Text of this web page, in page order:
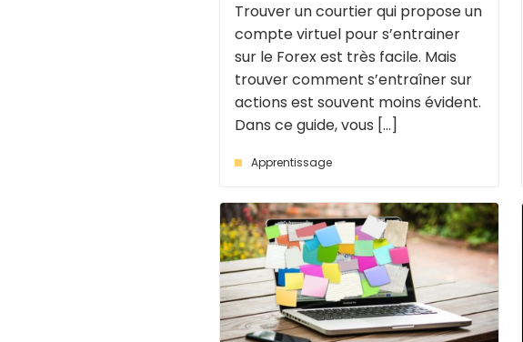
Trouver un courtier qui propose un
compte virtuel pour s’entrainer
sur le Forex est très facile. Mais
trouver comment s’entraîner sur
actions est souvent moins évident.
Dans ce guide, vous [...]
Apprentissage